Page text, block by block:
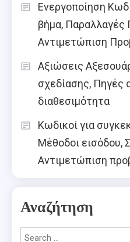
Ενεργοποίηση
βήμα, Παραλλαγές
Αντιμετώπιση
Αξιώσεις
σχεδίασης, Πηγές
διαθεσιμότητα
Κωδικοί για
Μέθοδοι εισόδου,
Αντιμετώπιση
Αναζήτηση